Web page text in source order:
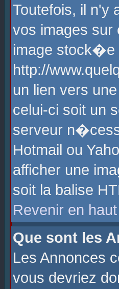
Toutefois, il n'y
vos images
image stock�e
http://
un lien vers
celui-ci soit un
serveur
Hotmail ou
afficher une
soit la balise
Revenir en
Que sont les
Les Annonces
vous devriez